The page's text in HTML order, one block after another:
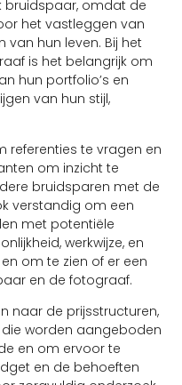
bruidspaar, omdat de
het vastleggen van
hun leven. Bij het
is het belangrijk om
hun portfolio’s en
van hun stijl,
referenties te vragen en
om inzicht te
bruidsparen met de
verstandig om een
met potentiële
werkwijze, en
om te zien of er een
en de fotograaf.
naar de prijsstructuren,
die worden aangeboden
en om ervoor te
en de behoeften